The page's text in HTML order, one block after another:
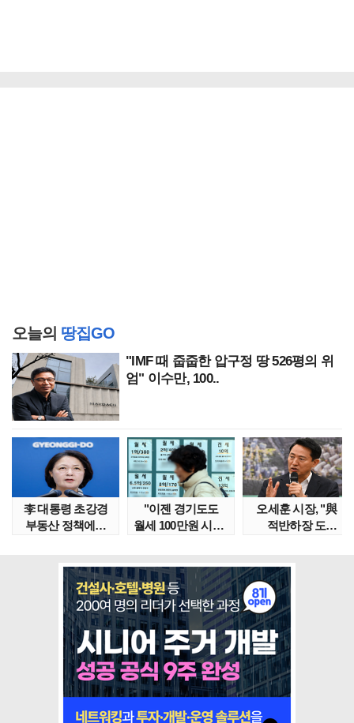
오늘의 땅집GO
"IMF 때 줍줍한 압구정 땅 526평의 위
엄" 이수만, 100..
李 대통령 초강경
부동산 정책에…
"이젠 경기도도
월세 100만원 시대"
오세훈 시장, "與
적반하장 도